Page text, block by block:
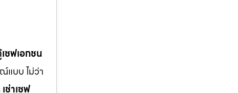
ซฟเอกชน
แบบ ไม่ว่า
เช่าเซฟ